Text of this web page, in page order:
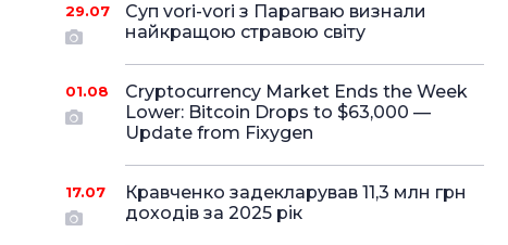
29.07
Суп vori-vori з Парагваю визнали
найкращою стравою світу
01.08
Cryptocurrency Market Ends the Week
Lower: Bitcoin Drops to $63,000 —
Update from Fixygen
17.07
Кравченко задекларував 11,3 млн грн
доходів за 2025 рік